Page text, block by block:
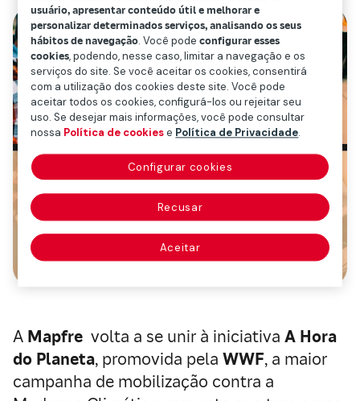
A Mapfre volta a se unir à iniciativa A Hora
do Planeta, promovida pela WWF, a maior
campanha de mobilização contra a
usuário, apresentar conteúdo útil e melhorar e
personalizar determinados serviços, analisando os seus
hábitos de navegação. Você podeconfigurar esses
cookies, podendo, nesse caso, limitar a navegação e os
serviços do site. Se você aceitar os cookies, consentirá
com a utilização dos cookies deste site. Você pode
aceitar todos os cookies, configurá-los ou rejeitar seu
uso. Se desejar mais informações, você pode consultar
nossa Política de cookiese Política de Privacidade.
Configurar cookies
Recusar
Aceitar